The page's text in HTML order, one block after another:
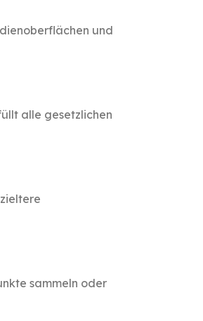
und
alle gesetzlichen
sammeln oder